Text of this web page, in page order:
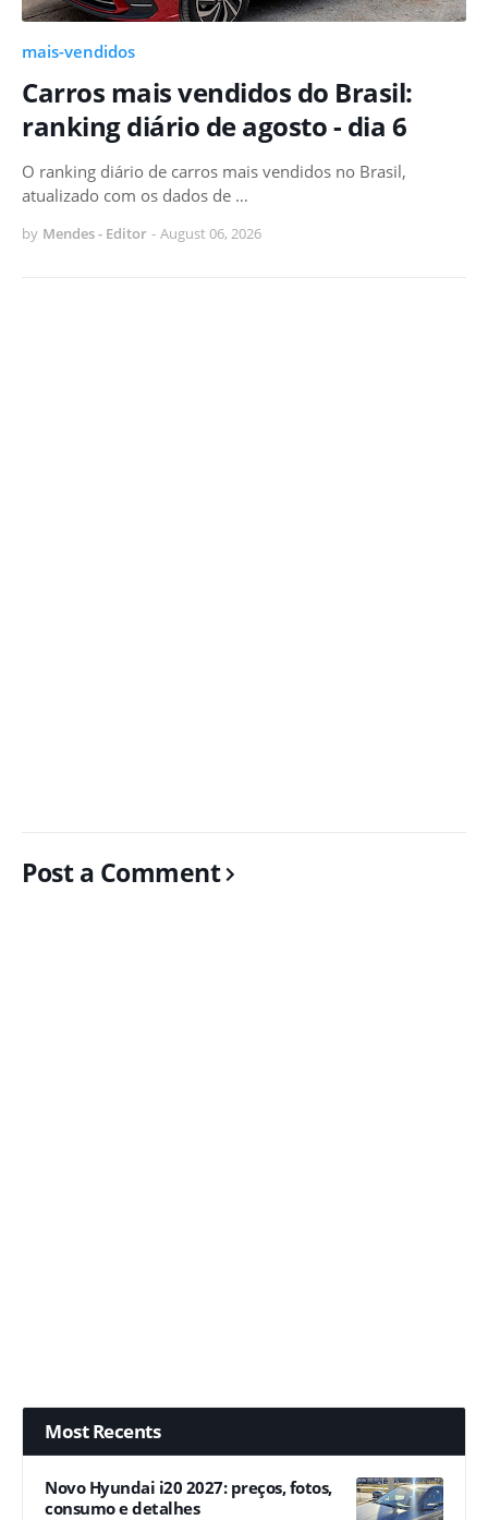
mais-vendidos
Carros mais vendidos do Brasil:
ranking diário de agosto - dia 6
O ranking diário de carros mais vendidos no Brasil,
atualizado com os dados de …
by Mendes - Editor - August 06, 2026
Post a Comment
Most Recents
Novo Hyundai i20 2027: preços, fotos,
consumo e detalhes